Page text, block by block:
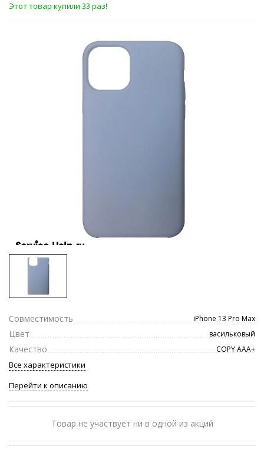
Этот товар купили 33 раз!
Совместимость iPhone 13 Pro Max
Цвет васильковый
Качество COPY ААА+
Все характеристики
Перейти к описанию
Товар не участвует ни в одной из акций